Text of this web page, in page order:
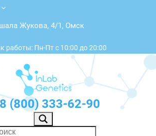
Жукова, 4/1, Омск
работы: Пн-Пт с 10:00 до 20:00
8 (800) 333-62-90